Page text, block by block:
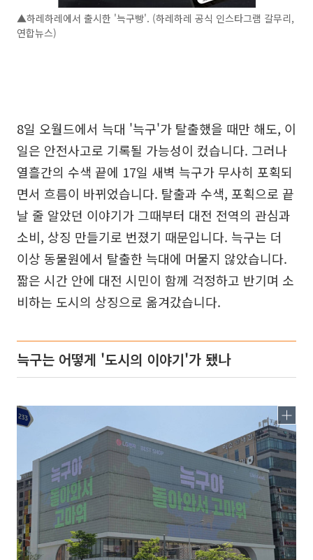
▲하레하레에서 출시한 '늑구빵'. (하레하레 공식 인스타그램 갈무리,
연합뉴스)
8일 오월드에서 늑대 '늑구'가 탈출했을 때만 해도, 이
일은 안전사고로 기록될 가능성이 컸습니다. 그러나
열흘간의 수색 끝에 17일 새벽 늑구가 무사히 포획되
면서 흐름이 바뀌었습니다. 탈출과 수색, 포획으로 끝
날 줄 알았던 이야기가 그때부터 대전 전역의 관심과
소비, 상징 만들기로 번졌기 때문입니다. 늑구는 더
이상 동물원에서 탈출한 늑대에 머물지 않았습니다.
짧은 시간 안에 대전 시민이 함께 걱정하고 반기며 소
비하는 도시의 상징으로 옮겨갔습니다.
늑구는 어떻게 '도시의 이야기'가 됐나